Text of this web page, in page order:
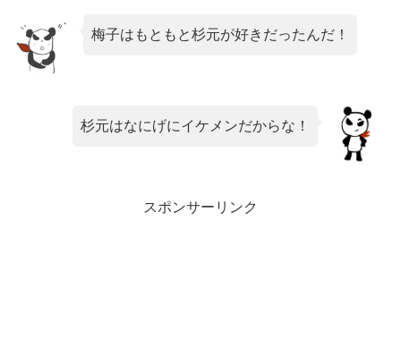
梅子はもともと杉元が好きだったんだ！
杉元はなにげにイケメンだからな！
スポンサーリンク